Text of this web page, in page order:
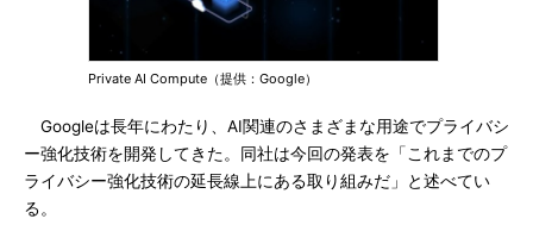
Private AI Compute（提供：Google）
Googleは長年にわたり、AI関連のさまざまな用途でプライバシ
ー強化技術を開発してきた。同社は今回の発表を「これまでのプ
ライバシー強化技術の延長線上にある取り組みだ」と述べてい
る。